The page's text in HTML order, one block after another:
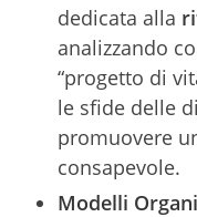
dedicata alla
analizzando
“progetto di
le sfide delle
promuovere
consapevole.
Modelli